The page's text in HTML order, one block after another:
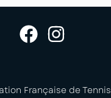
Française de Tennis